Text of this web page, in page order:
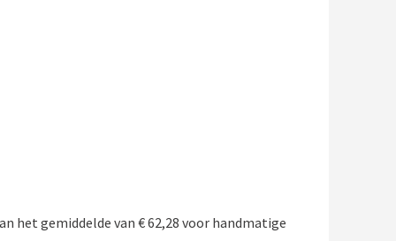
het gemiddelde van € 62,28 voor handmatige